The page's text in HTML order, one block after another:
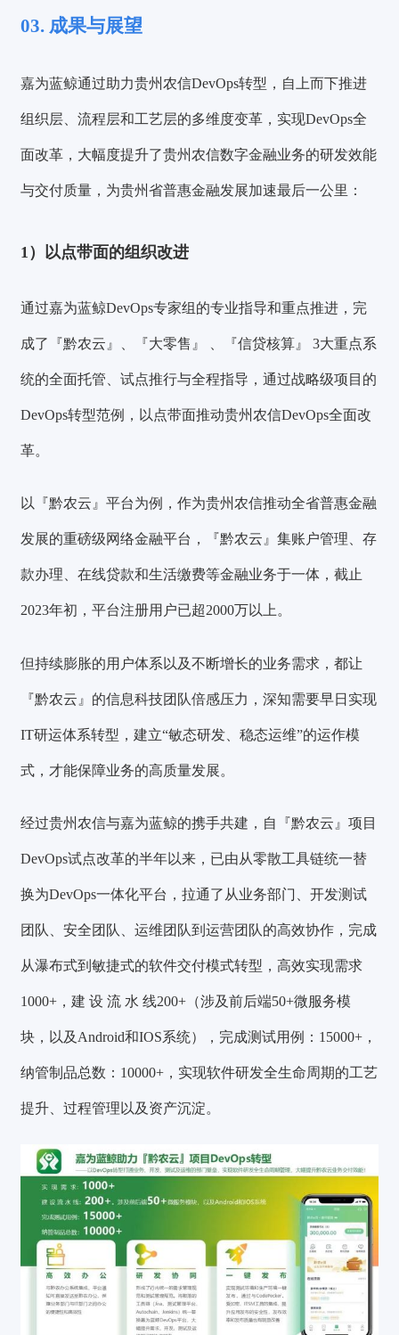
03. 成果与展望
嘉为蓝鲸通过助力贵州农信DevOps转型，自上而下推进
组织层、流程层和工艺层的多维度变革，实现DevOps全
面改革，大幅度提升了贵州农信数字金融业务的研发效能
与交付质量，为贵州省普惠金融发展加速最后一公里：
1）以点带面的组织改进
通过嘉为蓝鲸DevOps专家组的专业指导和重点推进，完
成了『黔农云』、『大零售』 、『信贷核算』 3大重点系
统的全面托管、试点推行与全程指导，通过战略级项目的
DevOps转型范例，以点带面推动贵州农信DevOps全面改
革。
以『黔农云』平台为例，作为贵州农信推动全省普惠金融
发展的重磅级网络金融平台，『黔农云』集账户管理、存
款办理、在线贷款和生活缴费等金融业务于一体，截止
2023年初，平台注册用户已超2000万以上。
但持续膨胀的用户体系以及不断增长的业务需求，都让
『黔农云』的信息科技团队倍感压力，深知需要早日实现
IT研运体系转型，建立“敏态研发、稳态运维”的运作模
式，才能保障业务的高质量发展。
经过贵州农信与嘉为蓝鲸的携手共建，自『黔农云』项目
DevOps试点改革的半年以来，已由从零散工具链统一替
换为DevOps一体化平台，拉通了从业务部门、开发测试
团队、安全团队、运维团队到运营团队的高效协作，完成
从瀑布式到敏捷式的软件交付模式转型，高效实现需求
1000+，建 设 流 水 线200+（涉及前后端50+微服务模
块，以及Android和IOS系统），完成测试用例：15000+，
纳管制品总数：10000+ ，实现软件研发全生命周期的工艺
提升、过程管理以及资产沉淀。